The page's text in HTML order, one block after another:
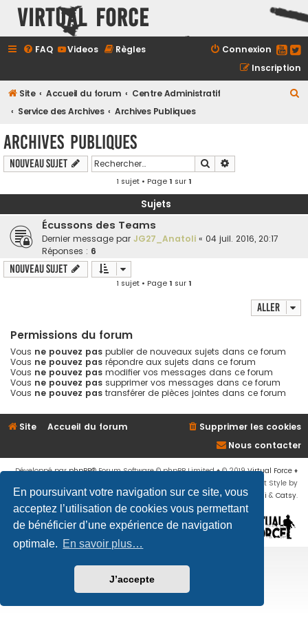
En poursuivant votre navigation sur ce site, vous
acceptez l’utilisation de cookies vous permettant
de bénéficier d’une expérience de navigation
optimale. En savoir plus…
J’accepte
Virtual Force
FAQ Videos Règles
Connexion
Inscription
Site Accueil du forum
Centre Administratif
Service des Archives
Archives Publiques
h
Archives Publiques
Nouveau sujet Rechercher
1 sujet • Page1 sur1
Sujets
Écussons des Teams
Dernier message par JG27_Anatoli « 04 juil. 2016, 20:17
Réponses : 6
Nouveau sujet
1 sujet • Page1 sur1
Aller
Permissions du forum
Vous ne pouvez pas publier de nouveaux sujets dans ce forum
Vous ne pouvez pas répondre aux sujets dans ce forum
Vous ne pouvez pas modifier vos messages dans ce forum
Vous ne pouvez pas supprimer vos messages dans ce forum
Vous ne pouvez pas transférer de pièces jointes dans ce forum
Site Accueil du forum
Supprimer les cookies
Nous contacter
Développé parphpBB® Forum Software © phpBB Limited♦ © 2019Virtual Force ♦
Flat Style by
Ian Bradley ♦ Adapté parMogwaii & Catsy.